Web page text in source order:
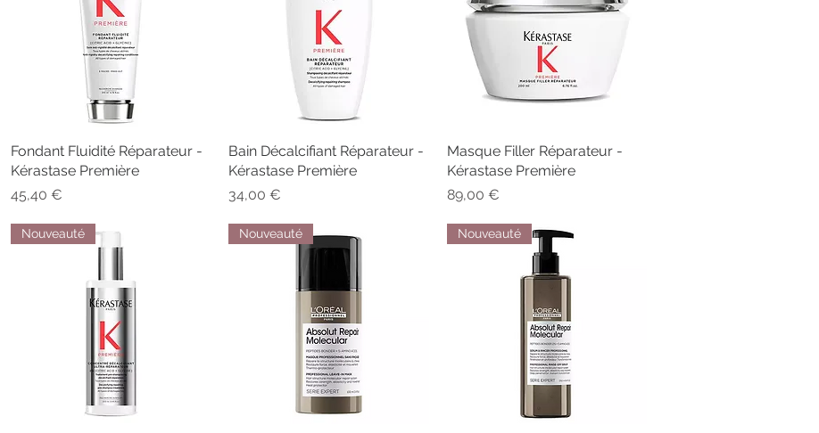
Aperçu rapide
Fondant Fluidité Réparateur -
Kérastase Première
Prix
45,40 €
Aperçu rapide
Bain Décalcifiant Réparateur -
Kérastase Première
Prix
34,00 €
Aperçu rapide
Masque Filler Réparateur -
Kérastase Première
Prix
89,00 €
Nouveauté Nouveauté Nouveauté